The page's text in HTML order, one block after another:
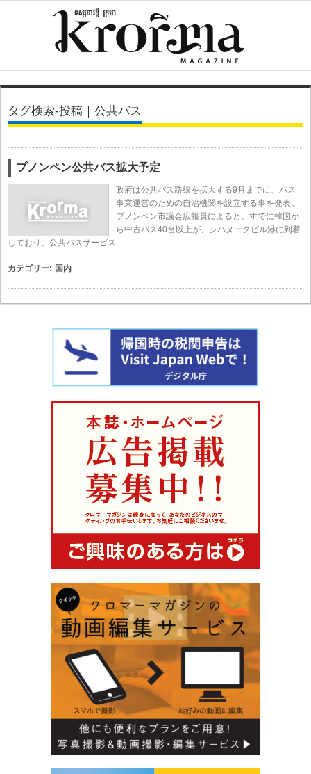
タグ検索-投稿｜公共バス
プノンペン公共バス拡大予定
政府は公共バス路線を拡大する9月までに、バス
事業運営のための自治機関を設立する事を発表。
プノンペン市議会広報員によると、すでに韓国か
ら中古バス40台以上が、シハヌークビル港に到着
しており、公共バスサービス
カテゴリー: 国内